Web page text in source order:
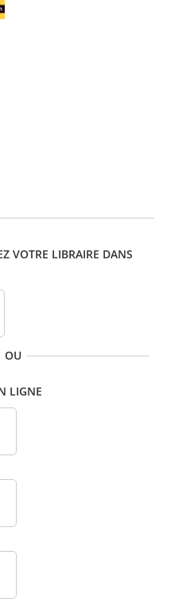
VOTRE LIBRAIRE DANS
OU
LIGNE